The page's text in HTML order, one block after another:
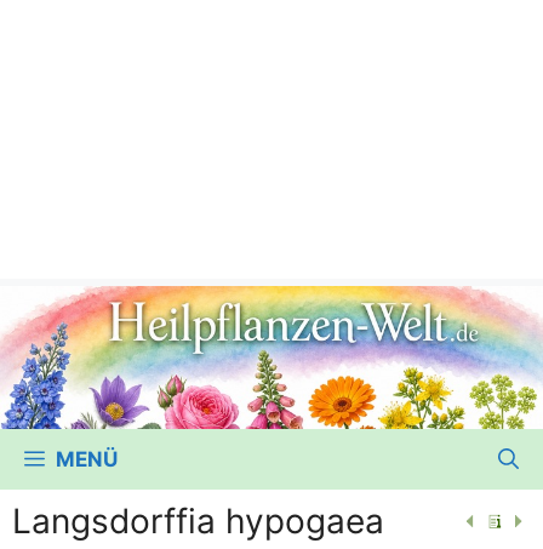
MENÜ
Langsdorffia hypogaea